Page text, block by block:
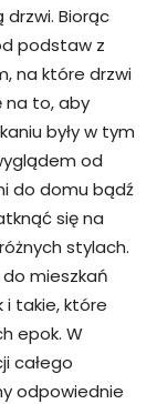
Biorąc
podstaw z
na które drzwi
na to, aby
były w tym
od
do domu bądź
się na
stylach.
mieszkań
i takie, które
epok. W
całego
odpowiednie